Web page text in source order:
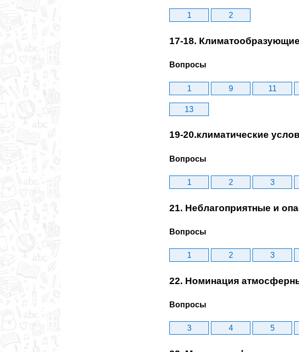
1 2
17-18.
Вопросы
1 9 11
13
19-20.климатические
Вопросы
1 2 3
21. Неблагоприятные и
Вопросы
1 2 3
22. Номинация
Вопросы
3 4 5